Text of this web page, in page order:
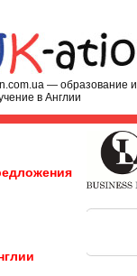
— образование и
в Англии